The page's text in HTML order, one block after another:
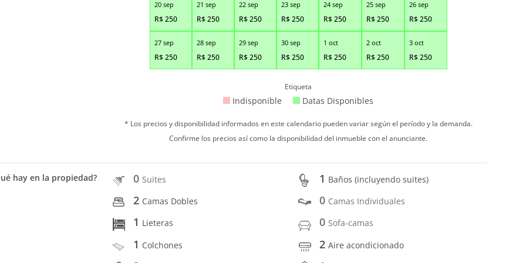
20 sep
R$250
21 sep
R$250
22 sep
R$250
23 sep
R$250
24 sep
R$250
25 sep
R$250
26 sep
R$250
27 sep
R$250
28 sep
R$250
29 sep
R$250
30 sep
R$250
1 oct
R$250
2 oct
R$250
3 oct
R$250
Etiqueta
Indisponible Datas Disponibles
* Los precios y disponibilidad informados en este calendario pueden variar según el período y la demanda.
Confirme los precios así como la disponibilidad del inmueble con el anunciante.
hay en la propiedad? 0 Suites 1 Baños (incluyendo suites)
2 Camas Dobles 0 Camas Individuales
1 Lieteras 0 Sofa-camas
1 Colchones 2Aire acondicionado